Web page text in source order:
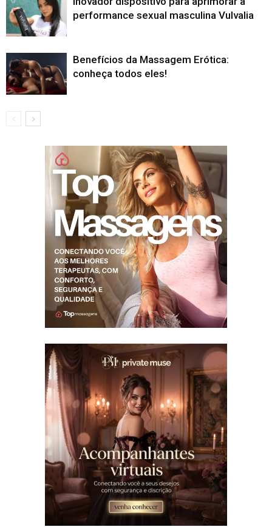
performance sexual masculina Vulvalia
Benefícios da Massagem Erótica:
conheça todos eles!